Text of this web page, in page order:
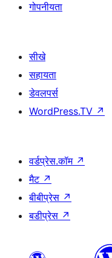
गोपनीयता
सीखे
सहायता
डेवलपर्स
WordPress.TV ↗
वर्डप्रेस.कॉम ↗
मैट ↗
बीबीप्रेस ↗
बडीप्रेस ↗